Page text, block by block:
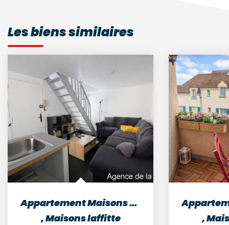
Les biens similaires
Appartement Maisons Laffitte 2 pièces
,Maisons laffitte ,